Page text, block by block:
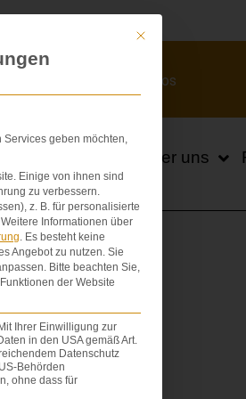
Videos
Über uns
Mit diesem Button
geben möchten,
Einige von ihnen sind
zu verbessern.
z. B. für personalisierte
Weitere Informationen über
. Es besteht keine
Angebot zu nutzen. Sie
Bitte beachten Sie,
der Website
Ihrer Einwilligung zur
in den USA gemäß Art.
Datenschutz
Behörden
ohne dass für